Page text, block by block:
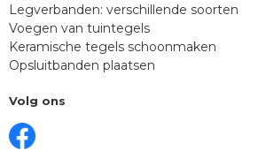
Legverbanden: verschillende soorten
Voegen van tuintegels
Keramische tegels schoonmaken
Opsluitbanden plaatsen
Volg ons